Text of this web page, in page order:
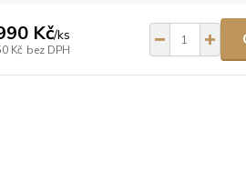
Kč/ks
Kč bez DPH